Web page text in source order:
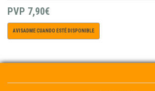
PVP 7,90€
AVISADME CUANDO ESTÉ DISPONIBLE